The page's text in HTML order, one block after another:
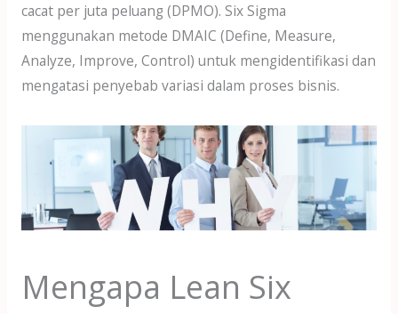
cacat per juta peluang (DPMO). Six Sigma
menggunakan metode DMAIC (Define, Measure,
Analyze, Improve, Control) untuk mengidentifikasi dan
mengatasi penyebab variasi dalam proses bisnis.
Mengapa Lean Six